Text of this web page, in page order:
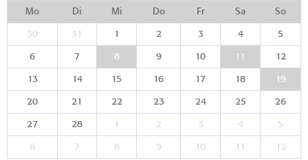
Mo Di Mi Do Fr Sa So
30 31 1 2 3 4 5
6 7 8 9 10 11 12
13 14 15 16 17 18 19
20 21 22 23 24 25 26
27 28 1 2 3 4 5
6 7 8 9 10 11 12